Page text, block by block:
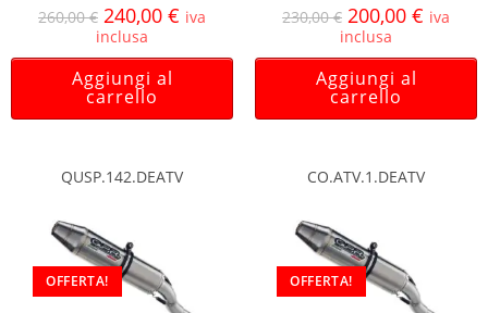
260,00€ 240,00 € iva
inclusa
Aggiungi al
carrello
230,00€ 200,00 € iva
inclusa
Aggiungi al
carrello
QUSP.142.DEATV
OFFERTA!
CO.ATV.1.DEATV
OFFERTA!